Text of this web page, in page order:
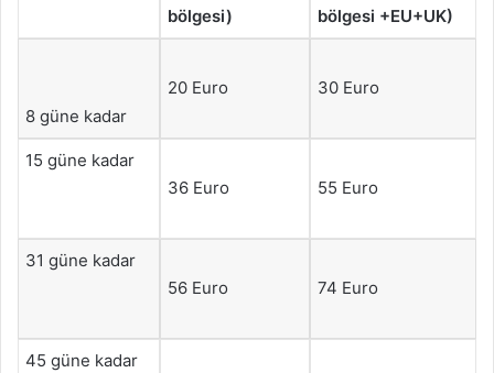
bölgesi)
bölgesi +EU+UK)
8 güne kadar
20 Euro 30 Euro
15 güne kadar
36 Euro
55 Euro
31 güne kadar
56 Euro
74 Euro
45 güne kadar